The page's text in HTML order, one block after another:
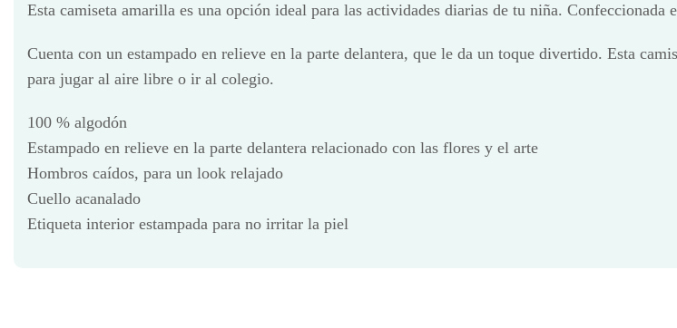
Esta camiseta amarilla es una opción ideal para las actividades diarias de tu niña. Confeccionada
Cuenta con un estampado en relieve en la parte delantera, que le da un toque divertido. Esta
para jugar al aire libre o ir al colegio.
100 % algodón
Estampado en relieve en la parte delantera relacionado con las flores y el arte
Hombros caídos, para un look relajado
Cuello acanalado
Etiqueta interior estampada para no irritar la piel